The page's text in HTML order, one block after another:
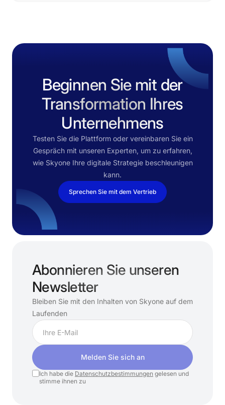
Beginnen Sie mit der
Transformation Ihres
Unternehmens
Testen Sie die Plattform oder vereinbaren Sie ein
Gespräch mit unseren Experten, um zu erfahren,
wie Skyone Ihre digitale Strategie beschleunigen
kann.
Sprechen Sie mit dem Vertrieb
Abonnieren Sie unseren
Newsletter
Bleiben Sie mit den Inhalten von Skyone auf dem
Laufenden
Melden Sie sich an
Ich habe die Datenschutzbestimmungen gelesen und
stimme ihnen zu